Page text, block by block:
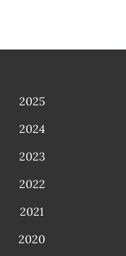
2025
2024
2023
2022
2021
2020